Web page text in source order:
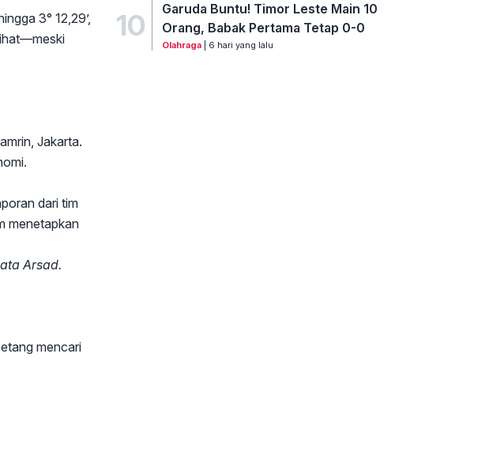
3° 12,29’,
Jakarta.
dari tim
menetapkan
Arsad.
mencari
10
Garuda Buntu! Timor Leste Main 10
Orang, Babak Pertama Tetap 0-0
Olahraga| 6 hari yang lalu